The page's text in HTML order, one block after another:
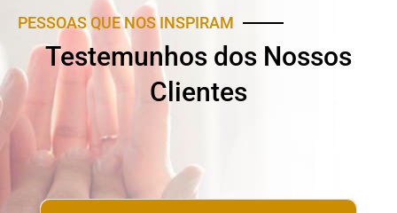
PESSOAS QUE NOS INSPIRAM
Testemunhos dos Nossos
Clientes